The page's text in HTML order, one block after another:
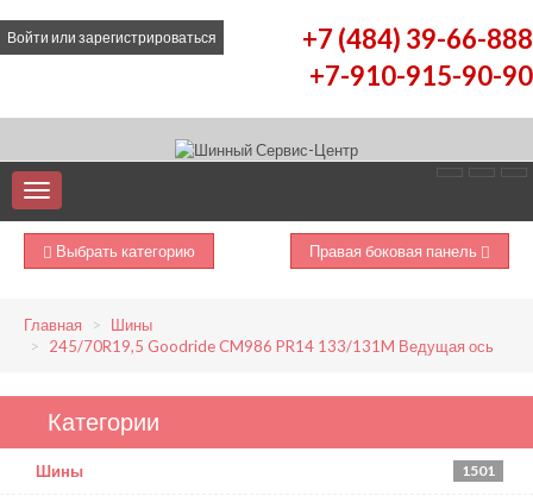
Войти или зарегистрироваться
+7 (484) 39-66-888
+7-910-915-90-90
Выбрать категорию Правая боковая панель
Главная
Шины
245/70R19,5 Goodride CM986 PR14 133/131M Ведущая ось
Категории
Шины 1501